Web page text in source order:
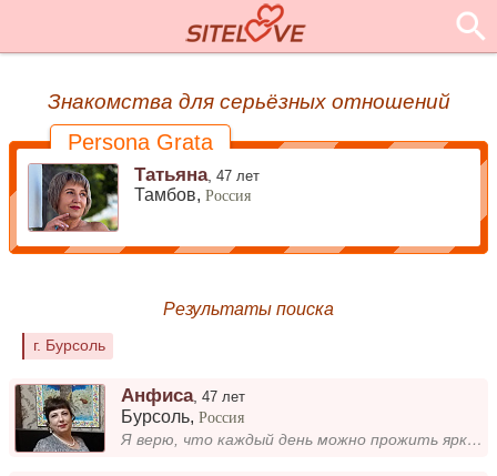
Знакомства для серьёзных отношений
Persona Grata
Татьяна,47 лет
Тамбов,Россия
Результаты поиска
г. Бурсоль
Анфиса,47 лет
Бурсоль,Россия
Я верю, что каждый день можно прожить ярко. Люблю вдохновляться простыми радостями — утренним кофе, солнечным зайчикам н...